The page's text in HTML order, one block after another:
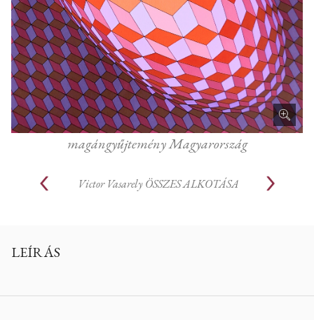
magángyűjtemény Magyarország
Victor Vasarely ÖSSZES ALKOTÁSA
LEÍRÁS